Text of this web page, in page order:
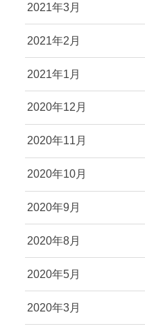
2021年3月
2021年2月
2021年1月
2020年12月
2020年11月
2020年10月
2020年9月
2020年8月
2020年5月
2020年3月